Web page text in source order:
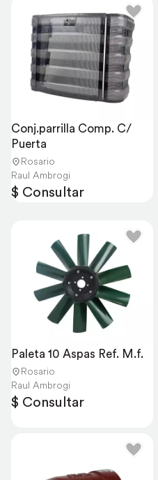
Conj.parrilla Comp. C/
Puerta
Rosario
Raul Ambrogi
$ Consultar
Paleta 10 Aspas Ref. M.f.
Rosario
Raul Ambrogi
$ Consultar